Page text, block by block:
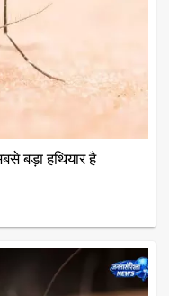
बड़ा हथियार है